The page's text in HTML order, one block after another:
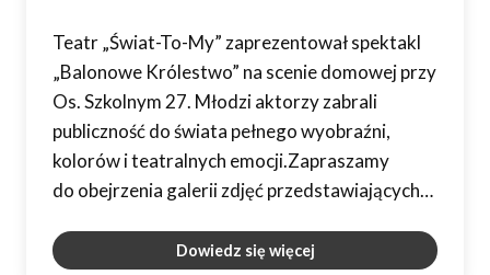
Teatr „Świat-To-My” zaprezentował spektakl
„Balonowe Królestwo” na scenie domowej przy
Os. Szkolnym 27. Młodzi aktorzy zabrali
publiczność do świata pełnego wyobraźni,
kolorów i teatralnych emocji.Zapraszamy
do obejrzenia galerii zdjęć przedstawiających…
Dowiedz się więcej